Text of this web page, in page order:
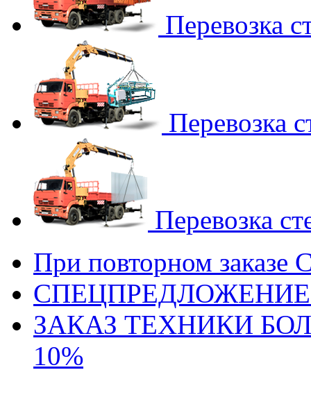
Перевозка
Перевозка
Перевозка
При повторном заказе
ЗАКАЗ ТЕХНИКИ
10%